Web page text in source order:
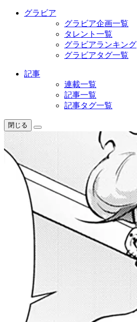
グラビア
グラビア企画一覧
タレント一覧
グラビアランキング
グラビアタグ一覧
記事
連載一覧
記事一覧
記事タグ一覧
閉じる